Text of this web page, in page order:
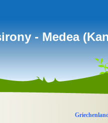
- Medea